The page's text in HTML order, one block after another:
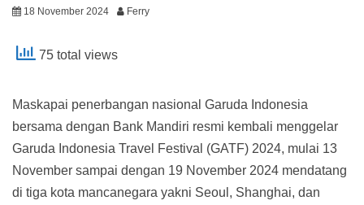
18 November 2024 Ferry
75 total views
Maskapai penerbangan nasional Garuda Indonesia
bersama dengan Bank Mandiri resmi kembali menggelar
Garuda Indonesia Travel Festival (GATF) 2024, mulai 13
November sampai dengan 19 November 2024 mendatang
di tiga kota mancanegara yakni Seoul, Shanghai, dan